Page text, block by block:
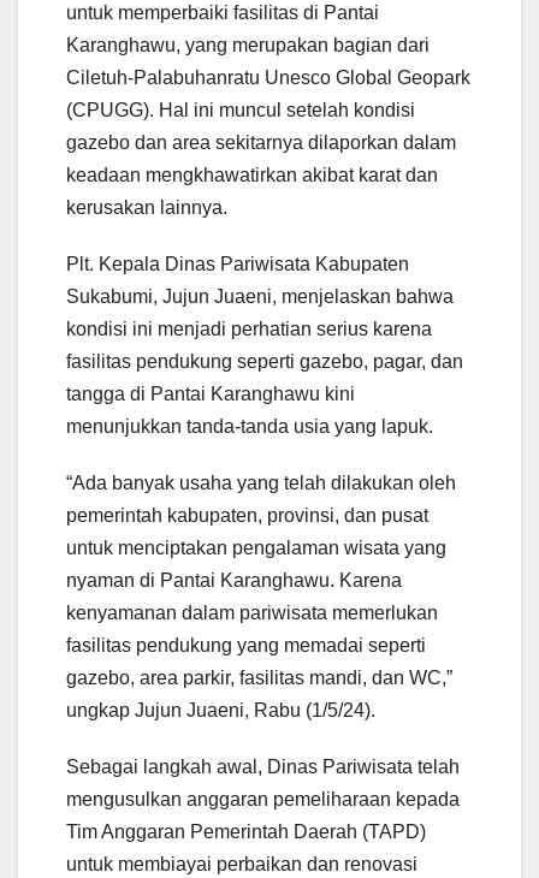
untuk memperbaiki fasilitas di Pantai
Karanghawu, yang merupakan bagian dari
Ciletuh-Palabuhanratu Unesco Global Geopark
(CPUGG). Hal ini muncul setelah kondisi
gazebo dan area sekitarnya dilaporkan dalam
keadaan mengkhawatirkan akibat karat dan
kerusakan lainnya.
Plt. Kepala Dinas Pariwisata Kabupaten
Sukabumi, Jujun Juaeni, menjelaskan bahwa
kondisi ini menjadi perhatian serius karena
fasilitas pendukung seperti gazebo, pagar, dan
tangga di Pantai Karanghawu kini
menunjukkan tanda-tanda usia yang lapuk.
“Ada banyak usaha yang telah dilakukan oleh
pemerintah kabupaten, provinsi, dan pusat
untuk menciptakan pengalaman wisata yang
nyaman di Pantai Karanghawu. Karena
kenyamanan dalam pariwisata memerlukan
fasilitas pendukung yang memadai seperti
gazebo, area parkir, fasilitas mandi, dan WC,”
ungkap Jujun Juaeni, Rabu (1/5/24).
Sebagai langkah awal, Dinas Pariwisata telah
mengusulkan anggaran pemeliharaan kepada
Tim Anggaran Pemerintah Daerah (TAPD)
untuk membiayai perbaikan dan renovasi